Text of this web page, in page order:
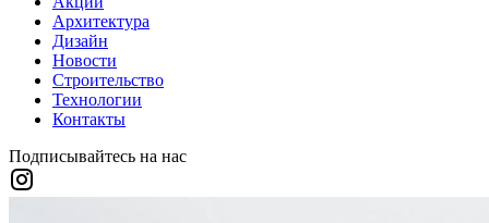
Архитектура
Дизайн
Новости
Строительство
Технологии
Контакты
Подписывайтесь на нас